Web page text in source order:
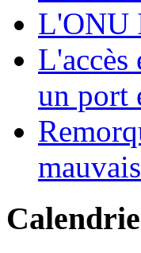
L'ONU
L'accès
un port